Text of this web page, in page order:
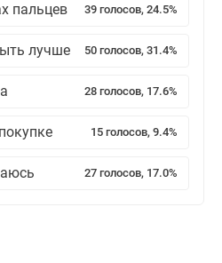
пальцев 39 голосов, 24.5%
лучше 50 голосов, 31.4%
28 голосов, 17.6%
15 голосов, 9.4%
27 голосов, 17.0%